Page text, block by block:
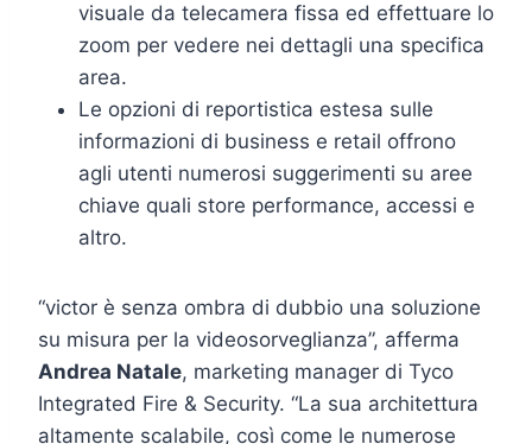
visuale da telecamera fissa ed effettuare lo
zoom per vedere nei dettagli una specifica
area.
Le opzioni di reportistica estesa sulle
informazioni di business e retail offrono
agli utenti numerosi suggerimenti su aree
chiave quali store performance, accessi e
altro.
“victor è senza ombra di dubbio una soluzione
su misura per la videosorveglianza”, afferma
Andrea Natale, marketing manager di Tyco
Integrated Fire & Security. “La sua architettura
altamente scalabile, così come le numerose